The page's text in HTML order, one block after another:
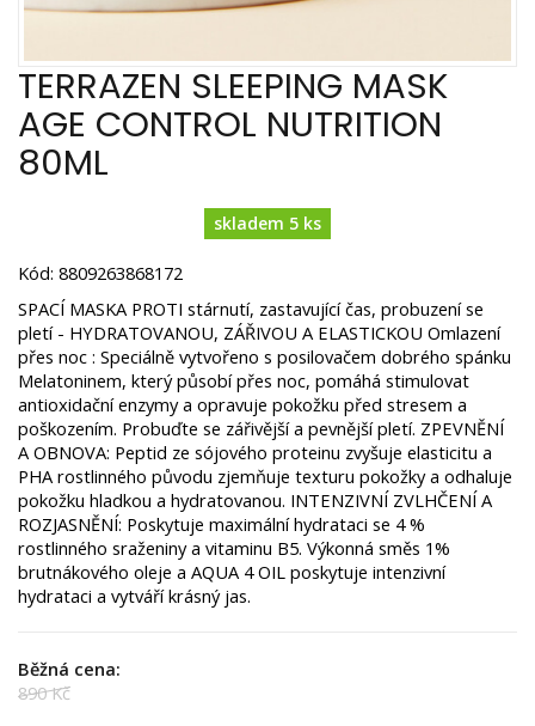
TERRAZEN SLEEPING MASK
AGE CONTROL NUTRITION
80ML
skladem 5 ks
Kód: 8809263868172
SPACÍ MASKA PROTI stárnutí, zastavující čas, probuzení se
pletí - HYDRATOVANOU, ZÁŘIVOU A ELASTICKOU Omlazení
přes noc : Speciálně vytvořeno s posilovačem dobrého spánku
Melatoninem, který působí přes noc, pomáhá stimulovat
antioxidační enzymy a opravuje pokožku před stresem a
poškozením. Probuďte se zářivější a pevnější pletí. ZPEVNĚNÍ
A OBNOVA: Peptid ze sójového proteinu zvyšuje elasticitu a
PHA rostlinného původu zjemňuje texturu pokožky a odhaluje
pokožku hladkou a hydratovanou. INTENZIVNÍ ZVLHČENÍ A
ROZJASNĚNÍ: Poskytuje maximální hydrataci se 4 %
rostlinného sraženiny a vitaminu B5. Výkonná směs 1%
brutnákového oleje a AQUA 4 OIL poskytuje intenzivní
hydrataci a vytváří krásný jas.
Běžná cena:
890 Kč